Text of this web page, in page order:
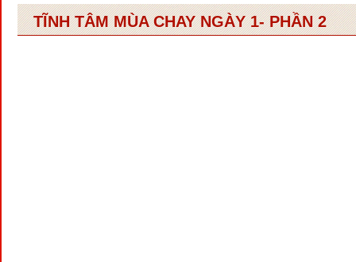
TĨNH TÂM MÙA CHAY NGÀY 1- PHẦN 2